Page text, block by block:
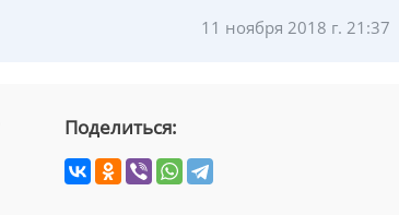
11 ноября 2018 г. 21:37
Поделиться: